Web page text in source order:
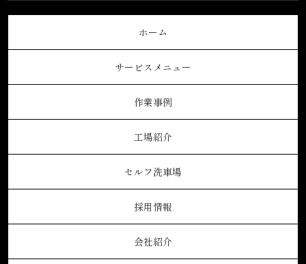
ホーム
サービスメニュー
作業事例
工場紹介
セルフ洗車場
採用情報
会社紹介